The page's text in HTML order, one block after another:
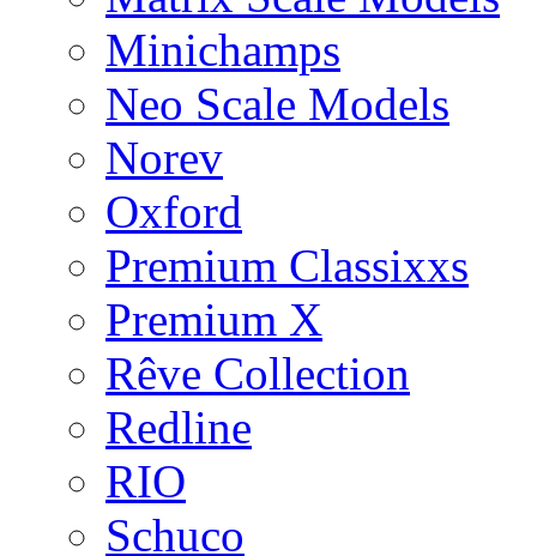
Minichamps
Neo Scale Models
Norev
Oxford
Premium Classixxs
Premium X
Rêve Collection
Redline
RIO
Schuco